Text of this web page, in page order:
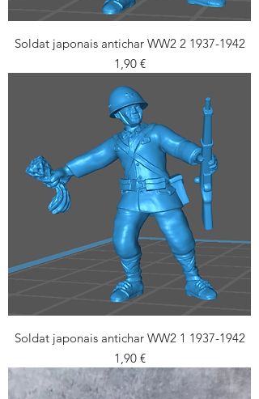
Soldat japonais antichar WW2 2 1937-1942
Prix
1,90 €
Soldat japonais antichar WW2 1 1937-1942
Prix
1,90 €